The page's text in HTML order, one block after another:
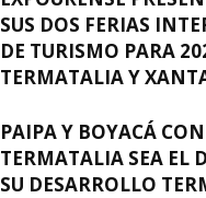
SUS DOS FERIAS
DE TURISMO PARA
TERMATALIA Y
PAIPA Y BOYACÁ
TERMATALIA SEA EL
SU DESARROLLO